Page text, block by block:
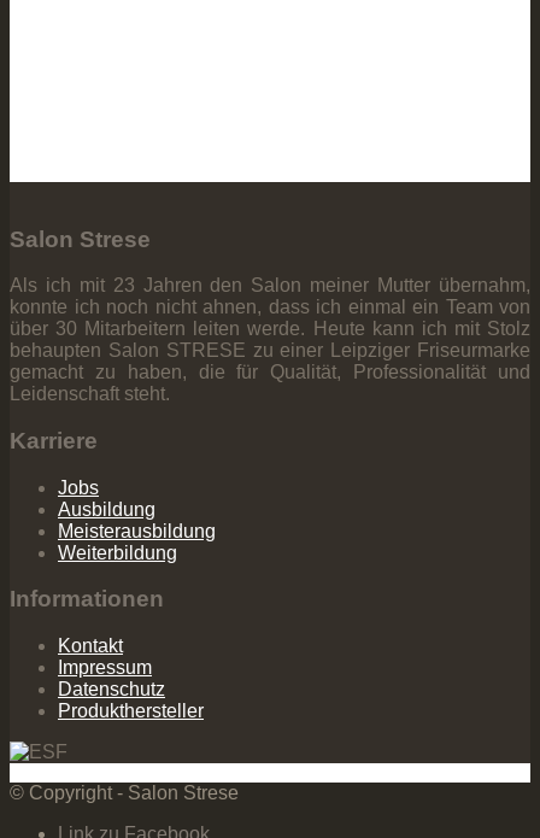
Salon Strese
Als ich mit 23 Jahren den Salon meiner Mutter übernahm,
konnte ich noch nicht ahnen, dass ich einmal ein Team von
über 30 Mitarbeitern leiten werde. Heute kann ich mit Stolz
behaupten Salon STRESE zu einer Leipziger Friseurmarke
gemacht zu haben, die für Qualität, Professionalität und
Leidenschaft steht.
Karriere
Jobs
Ausbildung
Meisterausbildung
Weiterbildung
Informationen
Kontakt
Impressum
Datenschutz
Produkthersteller
© Copyright - Salon Strese